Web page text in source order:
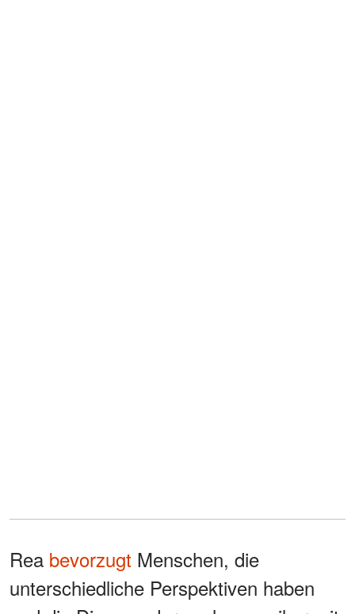
Rea bevorzugt Menschen, die
unterschiedliche Perspektiven haben